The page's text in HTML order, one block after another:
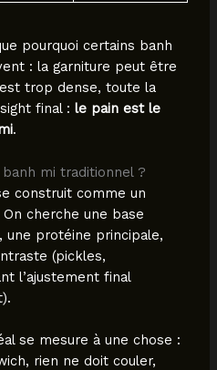
pourquoi certains banh
: la garniture peut être
trop dense, toute la
final : le pain est le
.
mi traditionnel ?
construit comme un
cherche une base
une protéine principale,
(pickles,
l’ajustement final
se mesure à une chose :
rien ne doit couler,